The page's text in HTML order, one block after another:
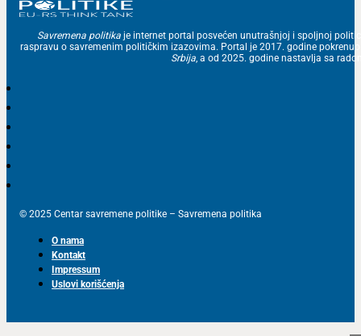
Savremena politika je internet portal posvećen unutrašnjoj i spoljnoj
raspravu o savremenim političkim izazovima. Portal je 2017. godine
Srbija, a od 2025. godine nastavlja sa
© 2025 Centar savremene politike – Savremena politika
O nama
Kontakt
Impressum
Uslovi korišćenja